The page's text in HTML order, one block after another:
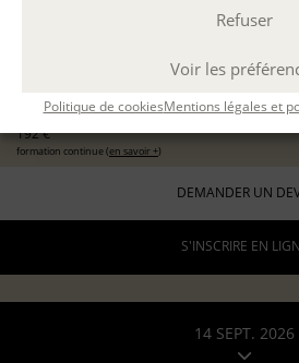
Refuser
Voir les
Politique de cookiesMentions légales et
EXPÉRIMENTER L'ATELIER D'ÉCRITURE
pour les particuliers
192 €
formation continue (en savoir +)
DEMANDER UN
S'INSCRIRE EN
14 SEPT. 2026